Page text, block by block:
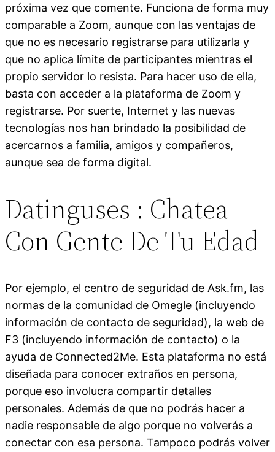
próxima vez que comente. Funciona de forma muy
comparable a Zoom, aunque con las ventajas de
que no es necesario registrarse para utilizarla y
que no aplica límite de participantes mientras el
propio servidor lo resista. Para hacer uso de ella,
basta con acceder a la plataforma de Zoom y
registrarse. Por suerte, Internet y las nuevas
tecnologías nos han brindado la posibilidad de
acercarnos a familia, amigos y compañeros,
aunque sea de forma digital.
Datinguses : Chatea
Con Gente De Tu Edad
Por ejemplo, el centro de seguridad de Ask.fm, las
normas de la comunidad de Omegle (incluyendo
información de contacto de seguridad), la web de
F3 (incluyendo información de contacto) o la
ayuda de Connected2Me. Esta plataforma no está
diseñada para conocer extraños en persona,
porque eso involucra compartir detalles
personales. Además de que no podrás hacer a
nadie responsable de algo porque no volverás a
conectar con esa persona. Tampoco podrás volver